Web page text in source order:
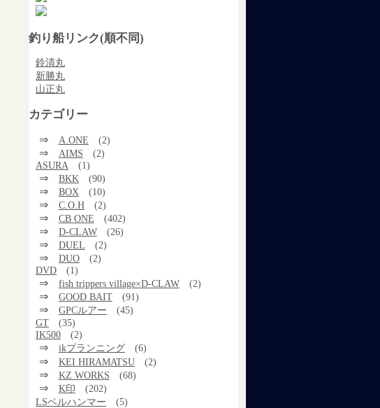
釣り船リンク(順不同)
鈴清丸
新勝丸
山正丸
カテゴリー
⇒ A.ONE (2)
⇒ AIMS
(2)
ASURA
(1)
⇒ BKK (90)
⇒ BOX (10)
⇒ C.O.H (2)
⇒ CB ONE (402)
⇒ D-CLAW (26)
⇒ DUEL (2)
⇒ DUO
(2)
DVD
(1)
⇒ fish trippers village×D-CLAW (2)
⇒ GOOD BAIT (91)
⇒ GPCルアー
(45)
GT
(35)
IK500
(2)
⇒ ikプランニング (6)
⇒ KEI HIRAMATSU (2)
⇒ KZ WORKS (68)
⇒ K印
(202)
LSベルハンマー
(5)